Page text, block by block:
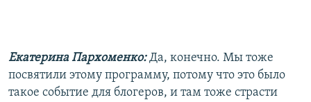
Екатерина Пархоменко:Да, конечно. Мы тоже
посвятили этому программу, потому что это было
такое событие для блогеров, и там тоже страсти